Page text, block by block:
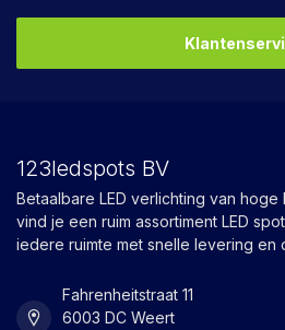
123ledspots BV
Betaalbare LED verlichting van hoge
vind je een ruim assortiment LED
iedere ruimte met snelle levering en
Fahrenheitstraat 11
6003 DC Weert